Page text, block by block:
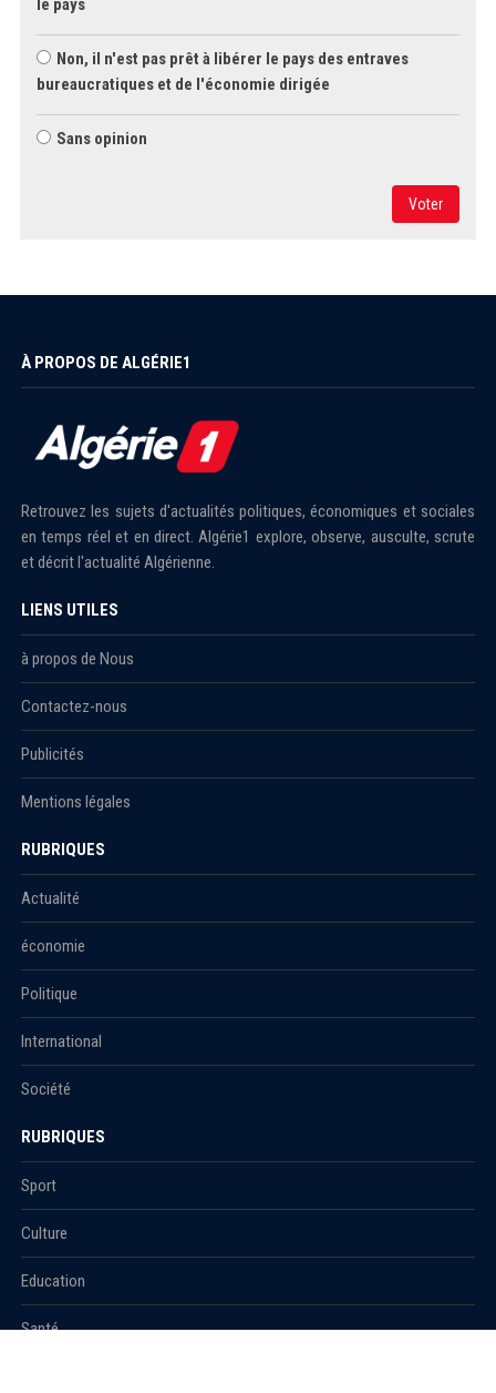
le pays
Non, il n'est pas prêt à libérer le pays des entraves
bureaucratiques et de l'économie dirigée
Sans opinion
Voter
À PROPOS DE ALGÉRIE1
Retrouvez les sujets d'actualités politiques, économiques et sociales
en temps réel et en direct. Algérie1 explore, observe, ausculte, scrute
et décrit l'actualité Algérienne.
LIENS UTILES
à propos de Nous
Contactez-nous
Publicités
Mentions légales
RUBRIQUES
Actualité
économie
Politique
International
Société
RUBRIQUES
Sport
Culture
Education
Santé